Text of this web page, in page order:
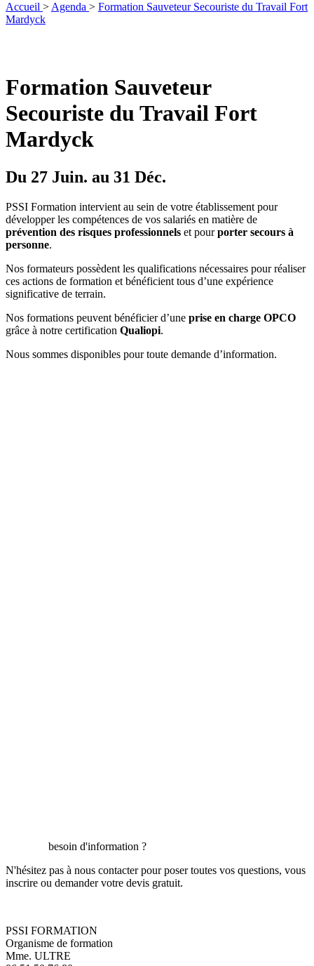
Accueil > Agenda > Formation Sauveteur Secouriste du Travail Fort
Mardyck
Formation Sauveteur
Secouriste du Travail Fort
Mardyck
Du 27 Juin. au 31 Déc.
PSSI Formation intervient au sein de votre établissement pour
développer les compétences de vos salariés en matière de
prévention des risques professionnels et pourporter secours à
personne.
Nos formateurs possèdent les qualifications nécessaires pour réaliser
ces actions de formation et bénéficient tous d’une expérience
significative de terrain.
Nos formations peuvent bénéficier d’une prise en charge OPCO
grâce à notre certification Qualiopi.
Nous sommes disponibles pour toute demande d’information.
besoin d'information ?
N'hésitez pas à nous contacter pour poser toutes vos questions, vous
inscrire ou demander votre devis gratuit.
PSSI FORMATION
Organisme de formation
Mme. ULTRE